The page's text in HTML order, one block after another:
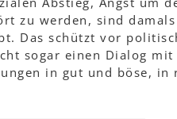
zu werden, sind
Das schützt vor
sogar einen Dialog
in gut und böse,